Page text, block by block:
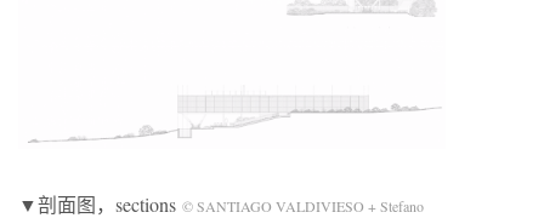
▼剖面图，sections © SANTIAGO VALDIVIESO + Stefano